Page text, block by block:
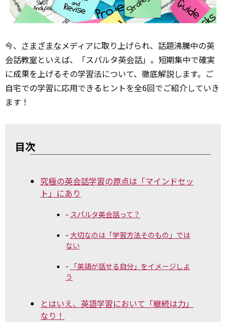
今、 さまざまなメディアに取り上げられ、話題沸騰中の英
会話教室といえば、「スパルタ英会話」。短期集中で確実
に成果を上げるその学習法について、徹底解説します。ご
自宅での学習に応用できるヒントを全6回でご紹介していき
ます！
目次
究極の英会話学習の原点は「マインドセッ
ト」にあり
スパルタ英会話って？
大切なのは「学習方法そのもの」では
ない
「英語が話せる自分」をイメージしよ
う
とはいえ、英語学習において「継続は力」
なり！